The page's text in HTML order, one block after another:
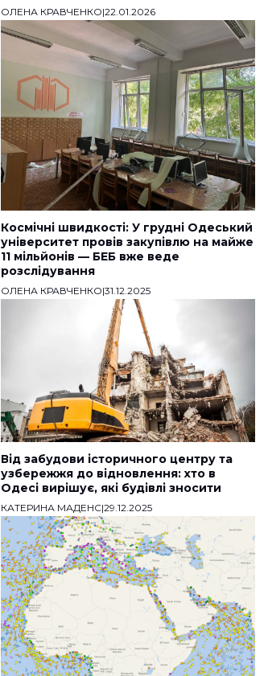
ОЛЕНА КРАВЧЕНКО|22.01.2026
Космічні швидкості: У грудні Одеський
університет провів закупівлю на майже
11 мільйонів — БЕБ вже веде
розслідування
ОЛЕНА КРАВЧЕНКО|31.12.2025
Від забудови історичного центру та
узбережжя до відновлення: хто в
Одесі вирішує, які будівлі зносити
КАТЕРИНА МАДЕНС|29.12.2025